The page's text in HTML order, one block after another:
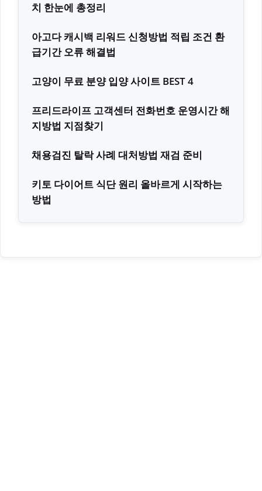
치 한눈에 총정리
아고다 캐시백 리워드 신청방법 적립 조건 환
급기간 오류 해결법
고양이 무료 분양 입양 사이트 BEST 4
프리드라이프 고객센터 전화번호 운영시간 해
지방법 지점찾기
채용검진 탈락 사례 대처방법 재검 준비
키토 다이어트 식단 원리 올바르게 시작하는
방법